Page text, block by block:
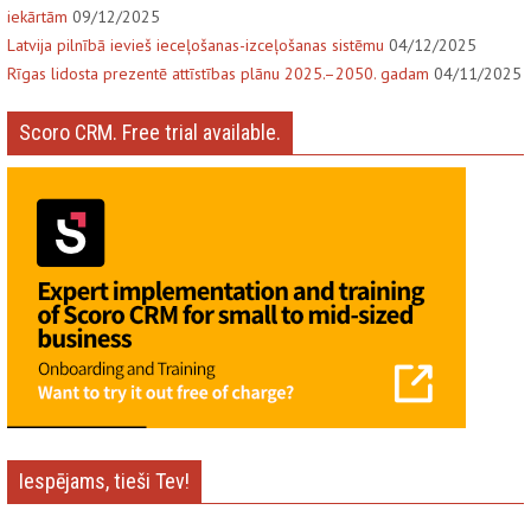
iekārtām 09/12/2025
Latvija pilnībā ievieš ieceļošanas-izceļošanas sistēmu 04/12/2025
Rīgas lidosta prezentē attīstības plānu 2025.–2050. gadam 04/11/2025
Scoro CRM. Free trial available.
Iespējams, tieši Tev!